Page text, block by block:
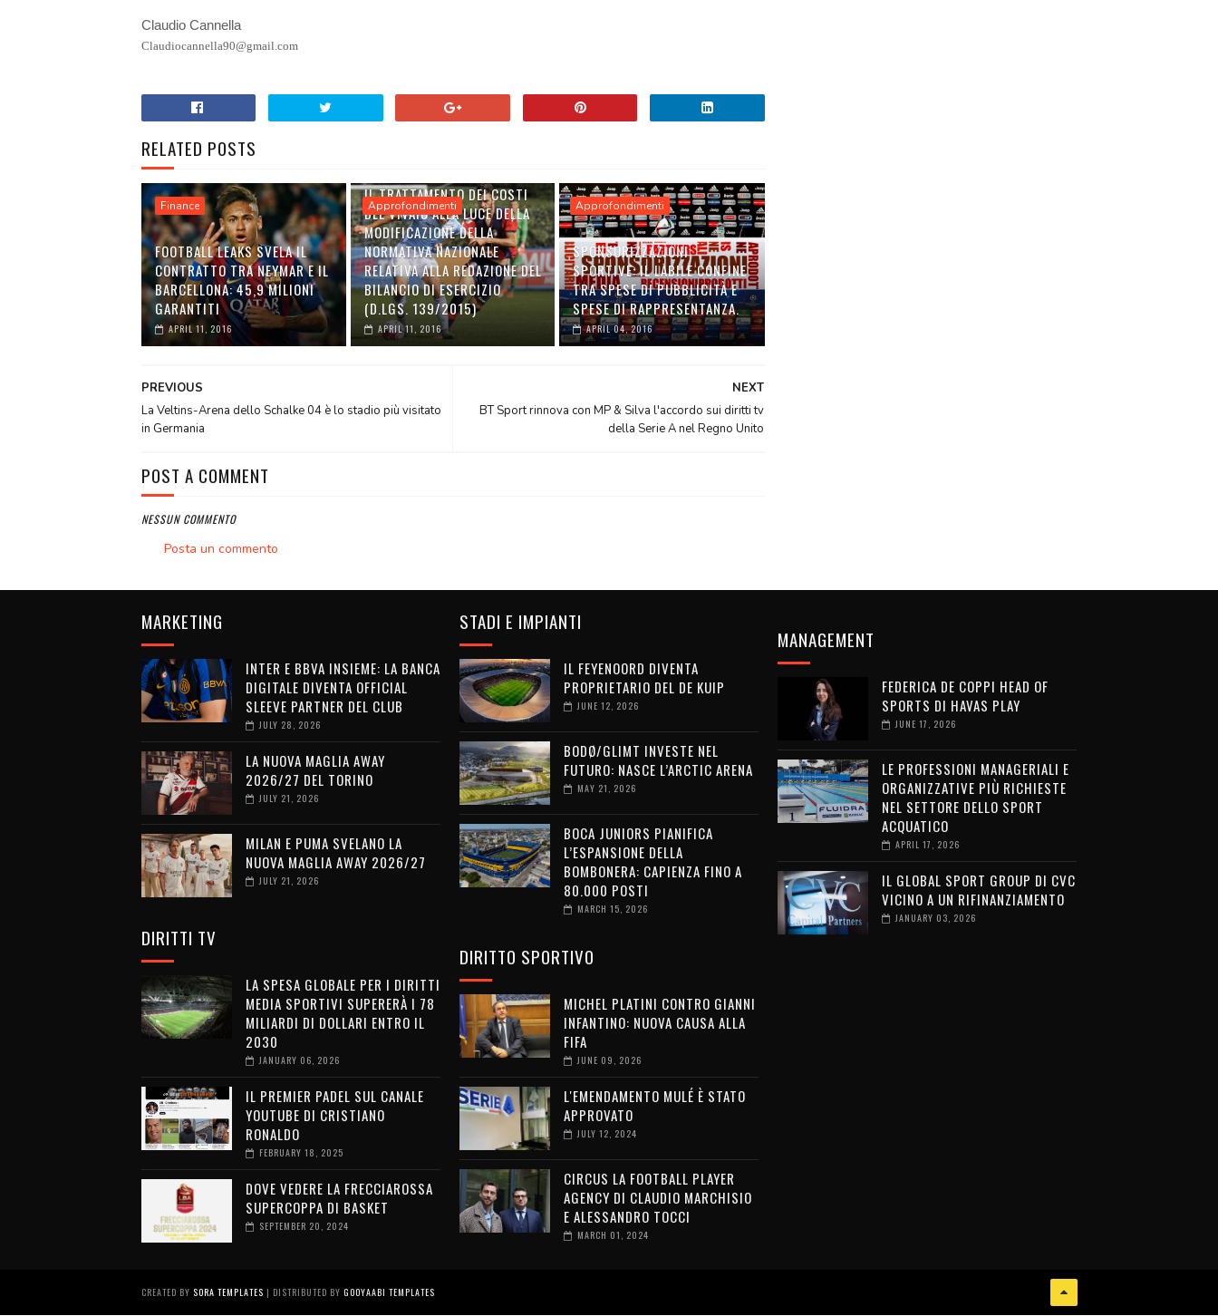
Claudio Cannella
Claudiocannella90@gmail.com
RELATED POSTS
Finance
FOOTBALL LEAKS SVELA IL
CONTRATTO TRA NEYMAR E IL
BARCELLONA: 45,9 MILIONI
GARANTITI
APRIL 11, 2016
Approfondimenti
IL TRATTAMENTO DEI COSTI
DEL VIVAIO ALLA LUCE DELLA
MODIFICAZIONE DELLA
NORMATIVA NAZIONALE
RELATIVA ALLA REDAZIONE DEL
BILANCIO DI ESERCIZIO
(D.LGS. 139/2015)
APRIL 11, 2016
Approfondimenti
SPONSORIZZAZIONI
SPORTIVE: IL LABILE CONFINE
TRA SPESE DI PUBBLICITÀ E
SPESE DI RAPPRESENTANZA.
APRIL 04, 2016
NEXT
BT Sport rinnova con MP & Silva l'accordo sui diritti tv
della Serie A nel Regno Unito
PREVIOUS
La Veltins-Arena dello Schalke 04 è lo stadio più visitato
in Germania
POST A COMMENT
NESSUN COMMENTO
Posta un commento
MARKETING
INTER E BBVA INSIEME: LA BANCA
DIGITALE DIVENTA OFFICIAL
SLEEVE PARTNER DEL CLUB
JULY 28, 2026
LA NUOVA MAGLIA AWAY
2026/27 DEL TORINO
JULY 21, 2026
MILAN E PUMA SVELANO LA
NUOVA MAGLIA AWAY 2026/27
JULY 21, 2026
DIRITTI TV
LA SPESA GLOBALE PER I DIRITTI
MEDIA SPORTIVI SUPERERÀ I 78
MILIARDI DI DOLLARI ENTRO IL
2030
JANUARY 06, 2026
IL PREMIER PADEL SUL CANALE
YOUTUBE DI CRISTIANO
RONALDO
FEBRUARY 18, 2025
DOVE VEDERE LA FRECCIAROSSA
SUPERCOPPA DI BASKET
SEPTEMBER 20, 2024
STADI E IMPIANTI
IL FEYENOORD DIVENTA
PROPRIETARIO DEL DE KUIP
JUNE 12, 2026
BODØ/GLIMT INVESTE NEL
FUTURO: NASCE L’ARCTIC ARENA
MAY 21, 2026
BOCA JUNIORS PIANIFICA
L’ESPANSIONE DELLA
BOMBONERA: CAPIENZA FINO A
80.000 POSTI
MARCH 15, 2026
DIRITTO SPORTIVO
MICHEL PLATINI CONTRO GIANNI
INFANTINO: NUOVA CAUSA ALLA
FIFA
JUNE 09, 2026
L'EMENDAMENTO MULÉ È STATO
APPROVATO
JULY 12, 2024
CIRCUS LA FOOTBALL PLAYER
AGENCY DI CLAUDIO MARCHISIO
E ALESSANDRO TOCCI
MARCH 01, 2024
MANAGEMENT
FEDERICA DE COPPI HEAD OF
SPORTS DI HAVAS PLAY
JUNE 17, 2026
LE PROFESSIONI MANAGERIALI E
ORGANIZZATIVE PIÙ RICHIESTE
NEL SETTORE DELLO SPORT
ACQUATICO
APRIL 17, 2026
IL GLOBAL SPORT GROUP DI CVC
VICINO A UN RIFINANZIAMENTO
JANUARY 03, 2026
CREATED BY SORA TEMPLATES | DISTRIBUTED BY GOOYAABI TEMPLATES